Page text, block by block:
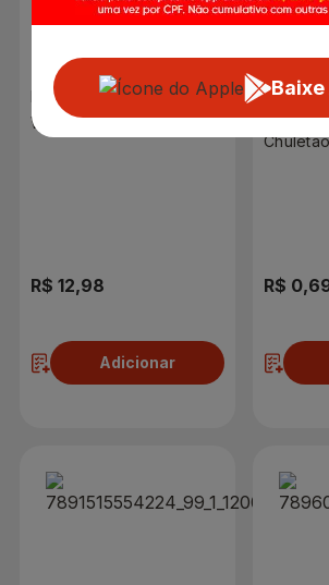
Pão de Hambúrguer
Wickbold Do Forno
R$ 12,98
Adicionar
R$